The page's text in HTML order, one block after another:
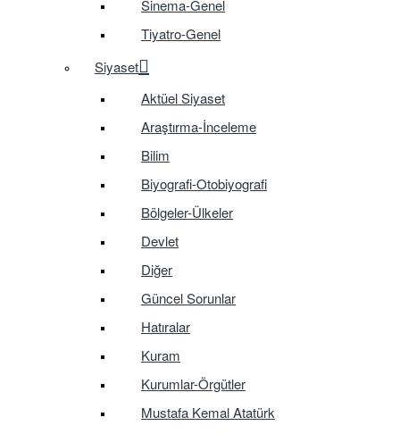
Sinema-Genel
Tiyatro-Genel
Siyaset
Aktüel Siyaset
Araştırma-İnceleme
Bilim
Biyografi-Otobiyografi
Bölgeler-Ülkeler
Devlet
Diğer
Güncel Sorunlar
Hatıralar
Kuram
Kurumlar-Örgütler
Mustafa Kemal Atatürk